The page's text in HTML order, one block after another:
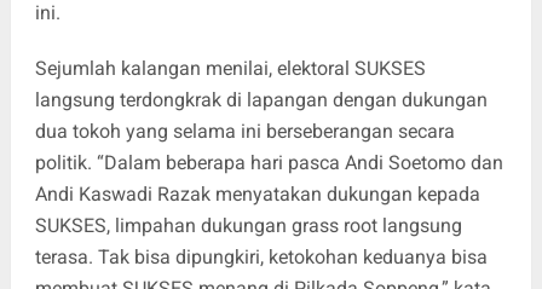
ini.
Sejumlah kalangan menilai, elektoral SUKSES
langsung terdongkrak di lapangan dengan dukungan
dua tokoh yang selama ini berseberangan secara
politik. “Dalam beberapa hari pasca Andi Soetomo dan
Andi Kaswadi Razak menyatakan dukungan kepada
SUKSES, limpahan dukungan grass root langsung
terasa. Tak bisa dipungkiri, ketokohan keduanya bisa